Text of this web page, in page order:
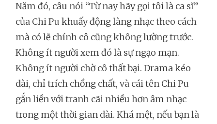
Năm đó, câu nói “Từ nay hãy gọi tôi là ca sĩ”
của Chi Pu khuấy động làng nhạc theo cách
mà có lẽ chính cô cũng không lường trước.
Không ít người xem đó là sự ngạo mạn.
Không ít người chờ cô thất bại. Drama kéo
dài, chỉ trích chồng chất, và cái tên Chi Pu
gắn liền với tranh cãi nhiều hơn âm nhạc
trong một thời gian dài. Khá mệt, nếu bạn là